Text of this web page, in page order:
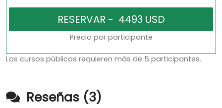
Precio por participante
Los cursos públicos requieren más de 5 participantes.
Reseñas (3)